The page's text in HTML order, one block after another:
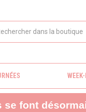
font